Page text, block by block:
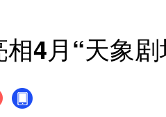
4月“天象剧